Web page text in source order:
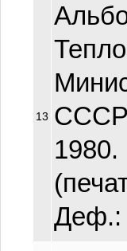
13
Деф.: